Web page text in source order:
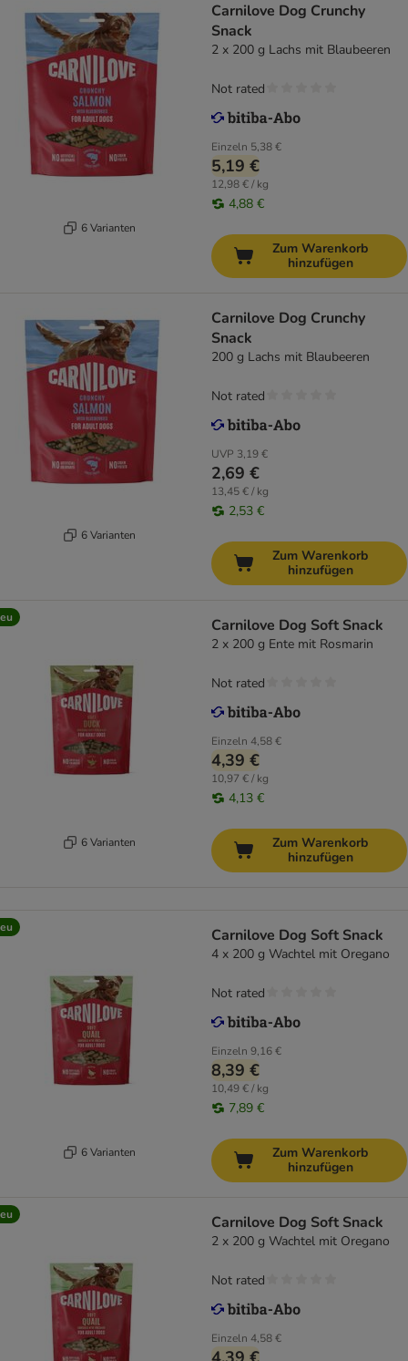
6 Varianten
Carnilove Dog Crunchy
Snack
2 x 200 g Lachs mit Blaubeeren
Einzeln 5,38 €
5,19 €
12,98 € / kg
4,88 €
Not rated
Zum Warenkorb
hinzufügen
6 Varianten
Carnilove Dog Crunchy
Snack
200 g Lachs mit Blaubeeren
UVP 3,19 €
2,69 €
13,45 € / kg
2,53 €
Not rated
Zum Warenkorb
hinzufügen
6 Varianten
Carnilove Dog Soft Snack
2 x 200 g Ente mit Rosmarin
Einzeln 4,58 €
4,39 €
10,97 € / kg
4,13 €
Not rated
Zum Warenkorb
hinzufügen
6 Varianten
Carnilove Dog Soft Snack
4 x 200 g Wachtel mit Oregano
Einzeln 9,16 €
8,39 €
10,49 € / kg
7,89 €
Not rated
Zum Warenkorb
hinzufügen
Carnilove Dog Soft Snack
2 x 200 g Wachtel mit Oregano
Einzeln 4,58 €
Not rated